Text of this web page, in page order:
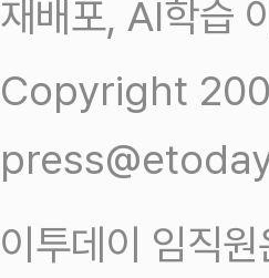
재배포, AI학습
Copyright
이투데이 임직